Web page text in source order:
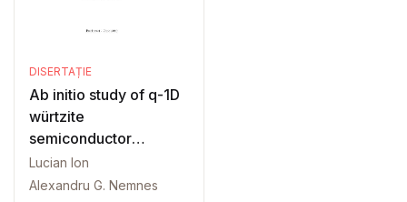
DISERTAȚIE
Ab initio study of q-1D
würtzite
semiconductor
nanostructures
Lucian Ion
Alexandru G. Nemnes